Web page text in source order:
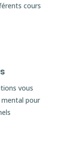
cours
vous
pour